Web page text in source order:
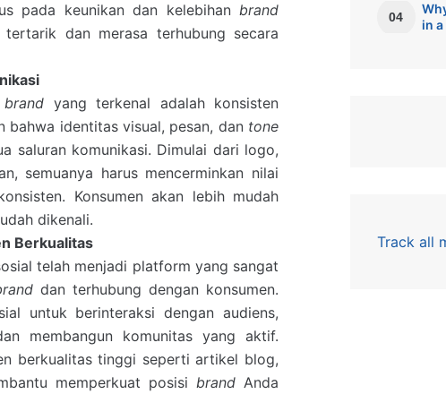
pada keunikan dan kelebihan brand
dan merasa terhubung secara
brand yang terkenal adalah konsisten
bahwa identitas visual, pesan, dan tone
saluran komunikasi. Dimulai dari logo,
semuanya harus mencerminkan nilai
Konsumen akan lebih mudah
dikenali.
Berkualitas
telah menjadi platform yang sangat
dan terhubung dengan konsumen.
untuk berinteraksi dengan audiens,
membangun komunitas yang aktif.
berkualitas tinggi seperti artikel blog,
memperkuat posisi brand Anda
04
in
Track all